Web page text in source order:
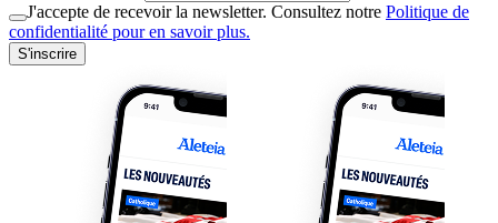
J'accepte de recevoir la newsletter. Consultez notre Politique de
confidentialité pour en savoir plus.
S'inscrire